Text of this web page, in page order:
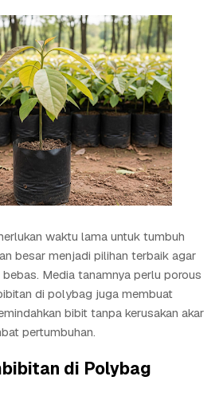
waktu lama untuk tumbuh
besar menjadi pilihan terbaik agar
Media tanamnya perlu porous
di polybag juga membuat
bibit tanpa kerusakan akar
pertumbuhan.
di Polybag